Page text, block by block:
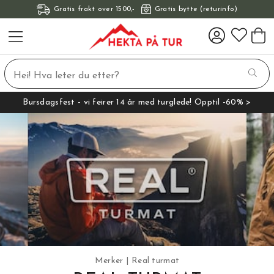
Gratis frakt over 1500,- Gratis bytte (returinfo)
Bursdagsfest - vi feirer 14 år med turglede! Opptil -60% >
Merker Real turmat